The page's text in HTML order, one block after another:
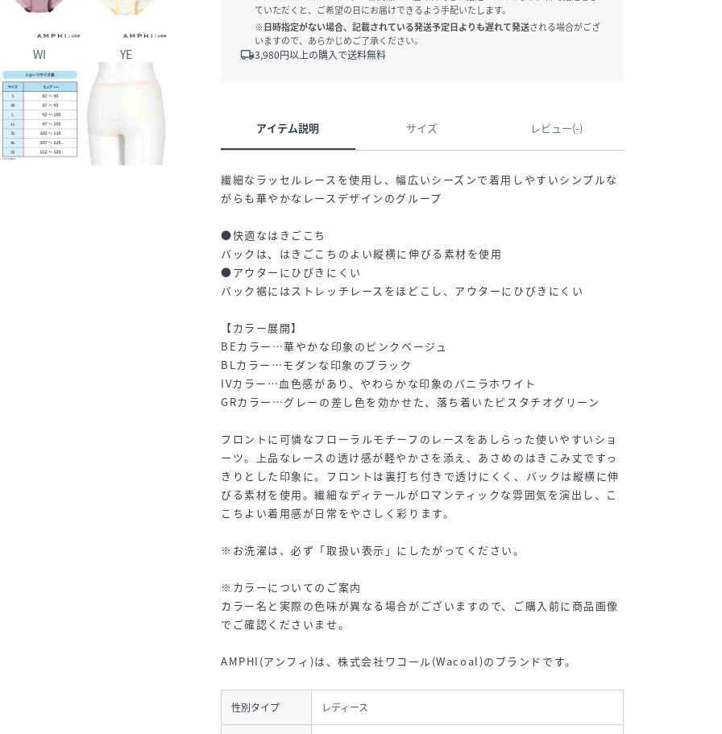
WI YE
ていただくと、ご希望の日にお届けできるよう手配いたします。
※日時指定がない場合、記載されている発送予定日よりも遅れて発送される場合がござ
いますので、あらかじめご了承ください。
local_shipping3,980円以上の購入で送料無料
アイテム説明 サイズ レビュー(-)
繊細なラッセルレースを使用し、幅広いシーズンで着用しやすいシンプルな
がらも華やかなレースデザインのグループ
●快適なはきごこち
バックは、はきごこちのよい縦横に伸びる素材を使用
●アウターにひびきにくい
バック裾にはストレッチレースをほどこし、アウターにひびきにくい
【カラー展開】
BEカラー…華やかな印象のピンクベージュ
BLカラー…モダンな印象のブラック
IVカラー…血色感があり、やわらかな印象のバニラホワイト
GRカラー…グレーの差し色を効かせた、落ち着いたピスタチオグリーン
フロントに可憐なフローラルモチーフのレースをあしらった使いやすいショ
ーツ。上品なレースの透け感が軽やかさを添え、あさめのはきこみ丈ですっ
きりとした印象に。フロントは裏打ち付きで透けにくく、バックは縦横に伸
びる素材を使用。繊細なディテールがロマンティックな雰囲気を演出し、こ
こちよい着用感が日常をやさしく彩ります。
※お洗濯は、必ず「取扱い表示」にしたがってください。
※カラーについてのご案内
カラー名と実際の色味が異なる場合がございますので、ご購入前に商品画像
でご確認くださいませ。
AMPHI(アンフィ)は、株式会社ワコール(Wacoal)のブランドです。
性別タイプ レディース